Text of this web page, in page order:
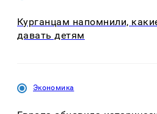
Курганцам напомнили,
давать детям
Экономика